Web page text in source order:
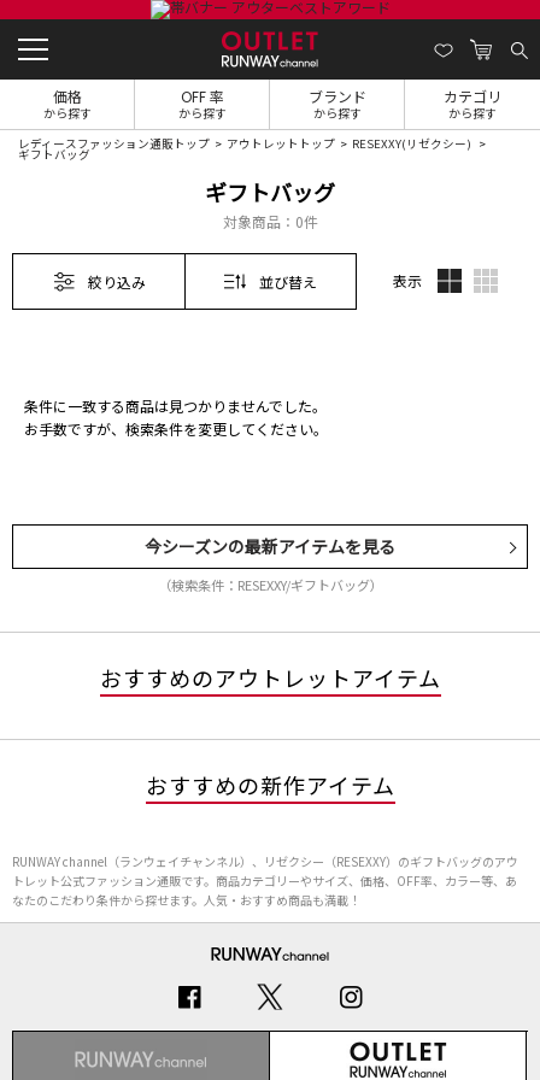
価格
から探す
OFF 率
から探す
ブランド
から探す
カテゴリ
から探す
レディースファッション通販トップ アウトレットトップ RESEXXY(リゼクシー)
ギフトバッグ
ギフトバッグ
対象商品： 0件
絞り込み 並び替え 表示
条件に一致する商品は見つかりませんでした。
お手数ですが、検索条件を変更してください。
今シーズンの最新アイテムを見る
（検索条件：RESEXXY/ギフトバッグ）
おすすめのアウトレットアイテム
おすすめの新作アイテム
RUNWAY channel（ランウェイチャンネル）、リゼクシー（RESEXXY）のギフトバッグのアウ
トレット公式ファッション通販です。商品カテゴリーやサイズ、価格、OFF率、カラー等、あ
なたのこだわり条件から探せます。人気・おすすめ商品も満載！